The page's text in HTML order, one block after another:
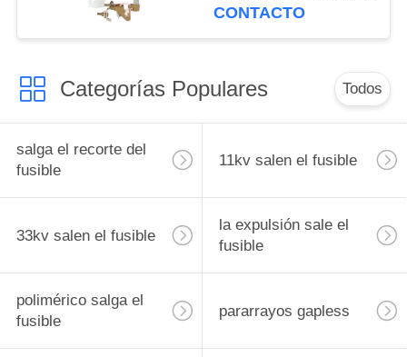
CONTACTO
Categorías Populares Todos
salga el recorte del
fusible
11kv salen el fusible
33kv salen el fusible
la expulsión sale el
fusible
polimérico salga el
fusible
pararrayos gapless